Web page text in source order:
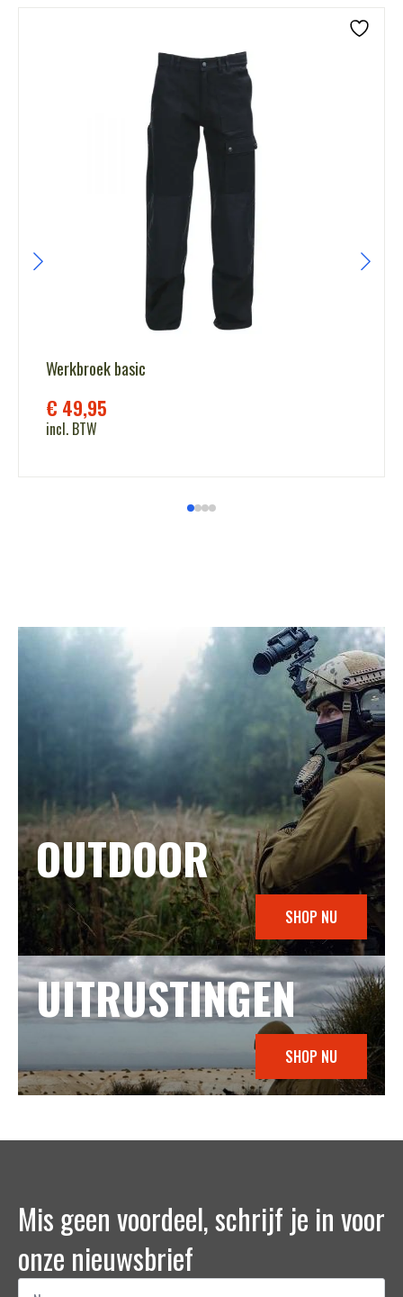
Werkbroek basic
€ 49,95
incl. BTW
OUTDOOR
SHOP NU
UITRUSTINGEN
SHOP NU
Mis geen voordeel, schrijf je in voor
onze nieuwsbrief
Naam